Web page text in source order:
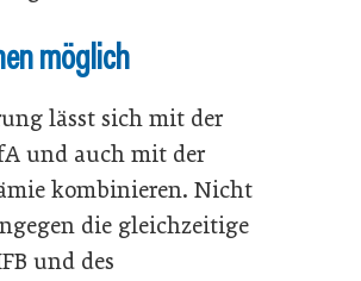
möglich
lässt sich mit der
und auch mit der
kombinieren. Nicht
die gleichzeitige
und des